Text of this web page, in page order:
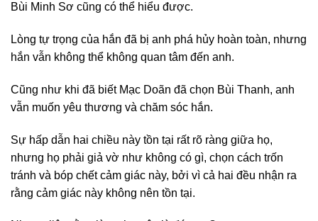
Bùi Minh Sơ cũng có thể hiểu được.
Lòng tự trọng của hắn đã bị anh phá hủy hoàn toàn, nhưng
hắn vẫn không thể không quan tâm đến anh.
Cũng như khi đã biết Mạc Doãn đã chọn Bùi Thanh, anh
vẫn muốn yêu thương và chăm sóc hắn.
Sự hấp dẫn hai chiều này tồn tại rất rõ ràng giữa họ,
nhưng họ phải giả vờ như không có gì, chọn cách trốn
tránh và bóp chết cảm giác này, bởi vì cả hai đều nhận ra
rằng cảm giác này không nên tồn tại.